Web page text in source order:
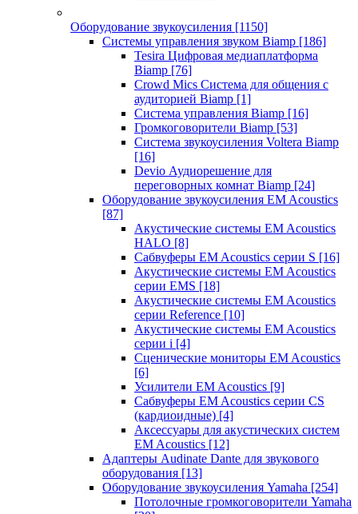
Оборудование звукоусиления [1150]
Системы управления звуком Biamp [186]
Tesira Цифровая медиаплатформа
Biamp [76]
Crowd Mics Система для общения с
аудиторией Biamp [1]
Система управления Biamp [16]
Громкоговорители Biamp [53]
Система звукоусиления Voltera Biamp
[16]
Devio Аудиорешение для
переговорных комнат Biamp [24]
Оборудование звукоусиления EM Acoustics
[87]
Акустические системы EM Acoustics
HALO [8]
Сабвуферы EM Acoustics серии S [16]
Акустические системы EM Acoustics
серии EMS [18]
Акустические системы EM Acoustics
серии Reference [10]
Акустические системы EM Acoustics
серии i [4]
Сценические мониторы EM Acoustics
[6]
Усилители EM Acoustics [9]
Сабвуферы EM Acoustics серии CS
(кардиоидные) [4]
Аксессуары для акустических систем
EM Acoustics [12]
Адаптеры Audinate Dante для звукового
оборудования [13]
Оборудование звукоусиления Yamaha [254]
Потолочные громкоговорители Yamaha